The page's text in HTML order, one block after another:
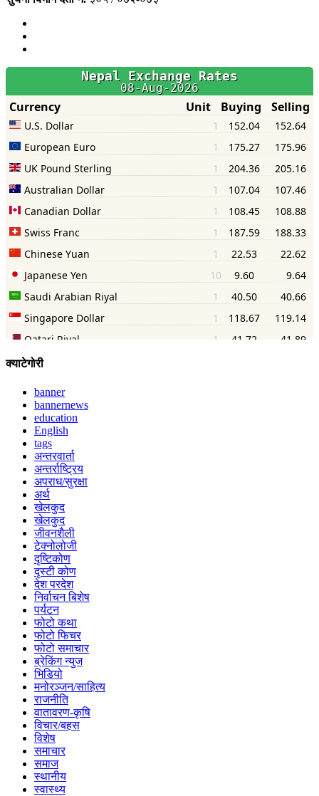
क्याटेगोरी
banner
bannernews
education
English
tags
अन्तरवार्ता
अन्तर्राष्ट्रिय
अपराध/सुरक्षा
अर्थ
खेलकुद
खेलकुद
जीवनशैली
टेक्नोलोजी
दृष्टिकोण
दृस्टी कोण
देश परदेश
निर्वाचन बिशेष
पर्यटन
फोटो कथा
फोटो फिचर
फोटो समाचार
ब्रेकिंग न्युज
भिडियो
मनोरञ्जन/साहित्य
राजनीति
वातावरण-कृषि
विचार/बहस
विशेष
समाचार
समाज
स्थानीय
स्वास्थ्य